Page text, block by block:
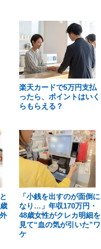
楽天カードで5万円支払
ったら、ポイントはいく
らもらえる？
「小銭を出すのが面倒に
なり…」年収170万円・
48歳女性がクレカ明細を
見て“血の気が引いた”ワ
ケ